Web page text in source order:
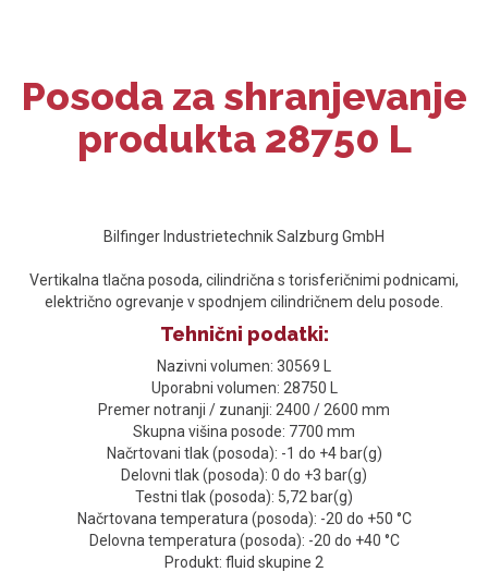
Posoda za shranjevanje
produkta 28750 L
Bilfinger Industrietechnik Salzburg GmbH
Vertikalna tlačna posoda, cilindrična s torisferičnimi podnicami,
električno ogrevanje v spodnjem cilindričnem delu posode.
Tehnični podatki:
Nazivni volumen: 30569 L
Uporabni volumen: 28750 L
Premer notranji / zunanji: 2400 / 2600 mm
Skupna višina posode: 7700 mm
Načrtovani tlak (posoda): -1 do +4 bar(g)
Delovni tlak (posoda): 0 do +3 bar(g)
Testni tlak (posoda): 5,72 bar(g)
Načrtovana temperatura (posoda): -20 do +50 °C
Delovna temperatura (posoda): -20 do +40 °C
Produkt: fluid skupine 2